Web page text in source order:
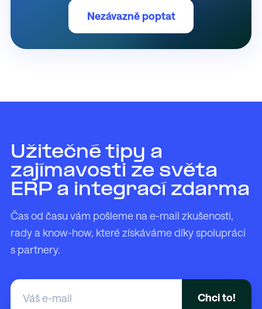
Nezávazně poptat
Užitečné tipy a
zajímavosti ze světa
ERP a integrací zdarma
Čas od času vám pošleme na e-mail zkušenosti,
rady a know-how, které získáváme díky spolupráci
s partnery.